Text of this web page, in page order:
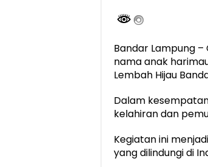
Bandar Lampung
nama anak
Lembah Hijau
Dalam
kelahiran dan
Kegiatan ini
yang dilindungi di